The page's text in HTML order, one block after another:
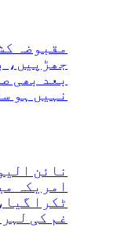
مقبوضہ
بعد بھی
نہیں ہو
امریکہ
ٹکرا
غم کی